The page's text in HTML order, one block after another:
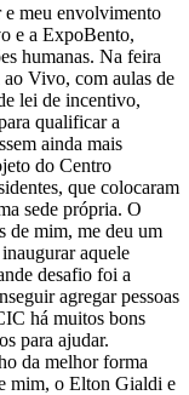
e meu envolvimento
e a ExpoBento,
humanas. Na feira
Vivo, com aulas de
lei de incentivo,
qualificar a
ainda mais
do Centro
que colocaram
sede própria. O
de mim, me deu um
aquele
desafio foi a
agregar pessoas
há muitos bons
para ajudar.
da melhor forma
mim, o Elton Gialdi e